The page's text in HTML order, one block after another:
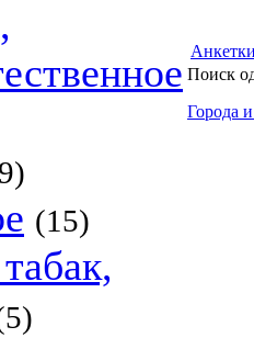
(15)
Поиск
Города